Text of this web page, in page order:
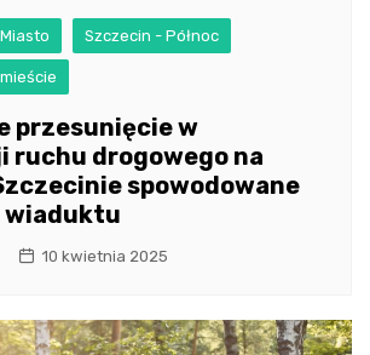
Miasto Szczecin - Północ
przesunięcie w
ruchu drogowego na
spowodowane
wiaduktu
10 kwietnia 2025